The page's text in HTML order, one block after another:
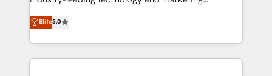
revenue automation 🏢 Real Estate: deal pipelines;
portfolio and lifecycle management 🏭
consultancy. Our focus is on enterprise and mid-
market B2B companies globally that want a strategic
approach to execute their goals through creative
applications of our solutions; Technical HubSpot
Elite5.0